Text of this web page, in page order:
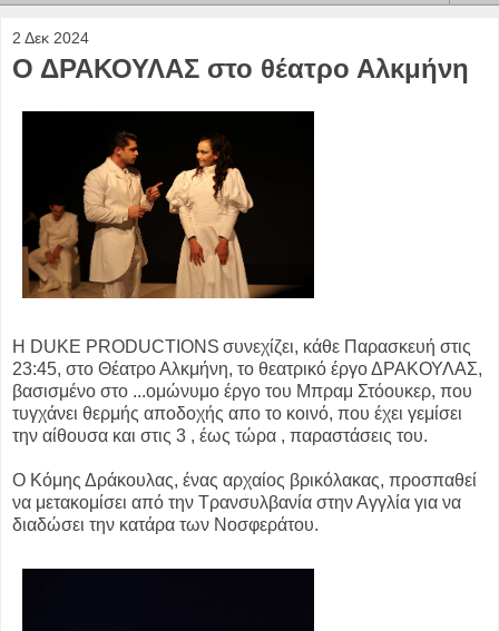
2 Δεκ 2024
Ο ΔΡΑΚΟΥΛΑΣ στο θέατρο Αλκμήνη
Η DUKE PRODUCTIONS συνεχίζει, κάθε Παρασκευή στις
23:45, στο Θέατρο Αλκμήνη, το θεατρικό έργο ΔΡΑΚΟΥΛΑΣ,
βασισμένο στο ...ομώνυμο έργο του Μπραμ Στόουκερ, που
τυγχάνει θερμής αποδοχής απο το κοινό, που έχει γεμίσει
την αίθουσα και στις 3 , έως τώρα , παραστάσεις του.
O Κόμης Δράκουλας, ένας αρχαίος βρικόλακας, προσπαθεί
να μετακομίσει από την Τρανσυλβανία στην Αγγλία για να
διαδώσει την κατάρα των Νοσφεράτου.